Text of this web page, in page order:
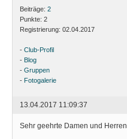
Beiträge: 2
Punkte: 2
Registrierung: 02.04.2017
- Club-Profil
- Blog
- Gruppen
- Fotogalerie
13.04.2017 11:09:37
Sehr geehrte Damen und Herren,